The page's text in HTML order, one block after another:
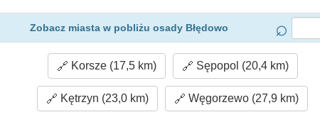
Zobacz miasta w pobliżu osady Błędowo
Korsze (17,5 km) Sępopol (20,4 km)
Kętrzyn (23,0 km) Węgorzewo (27,9 km)